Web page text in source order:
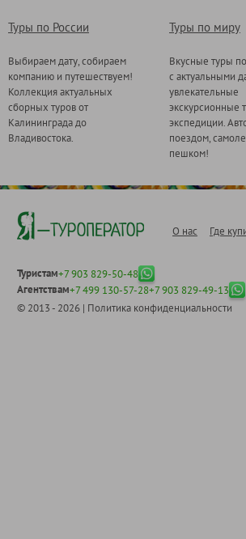
Туры по России
Выбираем дату, собираем
компанию и путешествуем!
Коллекция актуальных
сборных туров от
Калининграда до
Владивостока.
Туры по миру
Вкусные туры
с актуальными
увлекательные
экскурсионные
экспедиции.
поездом,
пешком!
О нас Где
Туристам+7 903 829-50-48
Агентствам+7 499 130-57-28+7 903 829-49-13
© 2013 - 2026 | Политика конфиденциальности